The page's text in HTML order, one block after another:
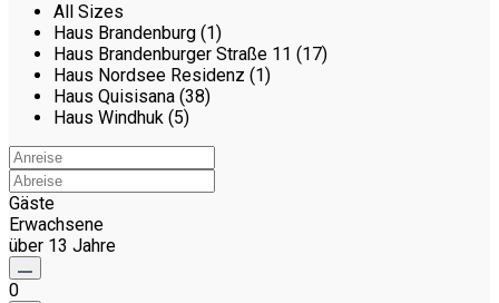
All Sizes
Haus Brandenburg (1)
Haus Brandenburger Straße 11 (17)
Haus Nordsee Residenz (1)
Haus Quisisana (38)
Haus Windhuk (5)
Gäste
Erwachsene
über 13 Jahre
0